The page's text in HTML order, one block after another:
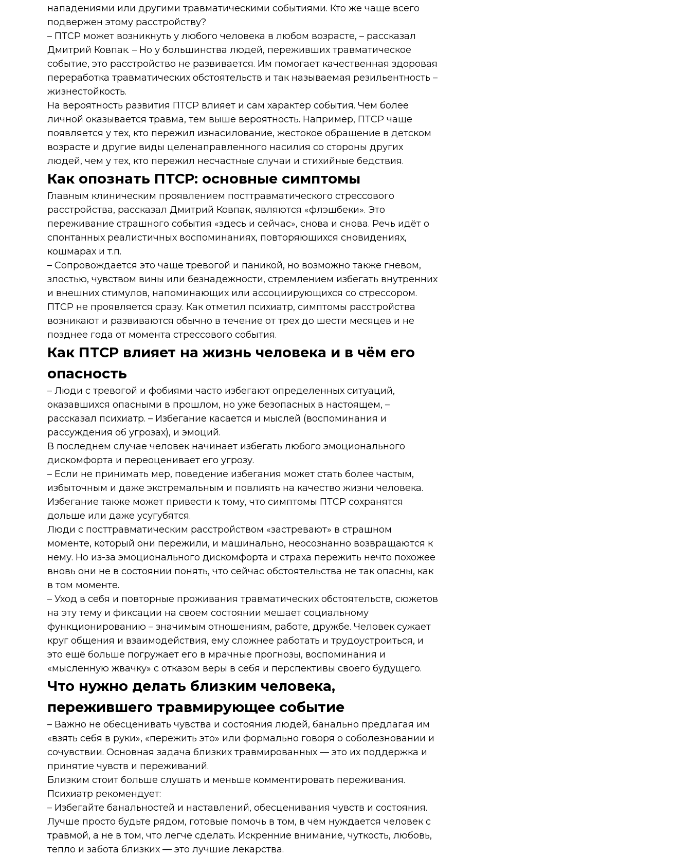
нападениями или другими травматическими событиями. Кто же чаще всего
подвержен этому расстройству?
– ПТСР может возникнуть у любого человека в любом возрасте, – рассказал
Дмитрий Ковпак. – Но у большинства людей, переживших травматическое
событие, это расстройство не развивается. Им помогает качественная здоровая
переработка травматических обстоятельств и так называемая резильентность –
жизнестойкость.
На вероятность развития ПТСР влияет и сам характер события. Чем более
личной оказывается травма, тем выше вероятность. Например, ПТСР чаще
появляется у тех, кто пережил изнасилование, жестокое обращение в детском
возрасте и другие виды целенаправленного насилия со стороны других
людей, чем у тех, кто пережил несчастные случаи и стихийные бедствия.
Как опознать ПТСР: основные симптомы
Главным клиническим проявлением посттравматического стрессового
расстройства, рассказал Дмитрий Ковпак, являются «флэшбеки». Это
переживание страшного события «здесь и сейчас», снова и снова. Речь идёт о
спонтанных реалистичных воспоминаниях, повторяющихся сновидениях,
кошмарах и т.п.
– Сопровождается это чаще тревогой и паникой, но возможно также гневом,
злостью, чувством вины или безнадежности, стремлением избегать внутренних
и внешних стимулов, напоминающих или ассоциирующихся со стрессором.
ПТСР не проявляется сразу. Как отметил психиатр, симптомы расстройства
возникают и развиваются обычно в течение от трех до шести месяцев и не
позднее года от момента стрессового события.
Как ПТСР влияет на жизнь человека и в чём его
опасность
– Люди с тревогой и фобиями часто избегают определенных ситуаций,
оказавшихся опасными в прошлом, но уже безопасных в настоящем, –
рассказал психиатр. – Избегание касается и мыслей (воспоминания и
рассуждения об угрозах), и эмоций.
В последнем случае человек начинает избегать любого эмоционального
дискомфорта и переоценивает его угрозу.
– Если не принимать мер, поведение избегания может стать более частым,
избыточным и даже экстремальным и повлиять на качество жизни человека.
Избегание также может привести к тому, что симптомы ПТСР сохранятся
дольше или даже усугубятся.
Люди с посттравматическим расстройством «застревают» в страшном
моменте, который они пережили, и машинально, неосознанно возвращаются к
нему. Но из-за эмоционального дискомфорта и страха пережить нечто похожее
вновь они не в состоянии понять, что сейчас обстоятельства не так опасны, как
в том моменте.
– Уход в себя и повторные проживания травматических обстоятельств, сюжетов
на эту тему и фиксации на своем состоянии мешает социальному
функционированию – значимым отношениям, работе, дружбе. Человек сужает
круг общения и взаимодействия, ему сложнее работать и трудоустроиться, и
это ещё больше погружает его в мрачные прогнозы, воспоминания и
«мысленную жвачку» с отказом веры в себя и перспективы своего будущего.
Что нужно делать близким человека,
пережившего травмирующее событие
– Важно не обесценивать чувства и состояния людей, банально предлагая им
«взять себя в руки», «пережить это» или формально говоря о соболезновании и
сочувствии. Основная задача близких травмированных — это их поддержка и
принятие чувств и переживаний.
Близким стоит больше слушать и меньше комментировать переживания.
Психиатр рекомендует:
– Избегайте банальностей и наставлений, обесценивания чувств и состояния.
Лучше просто будьте рядом, готовые помочь в том, в чём нуждается человек с
травмой, а не в том, что легче сделать. Искренние внимание, чуткость, любовь,
тепло и забота близких — это лучшие лекарства.